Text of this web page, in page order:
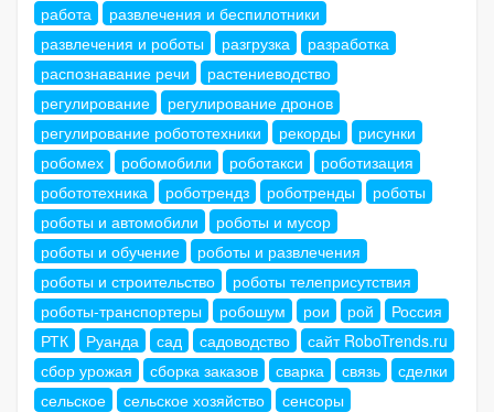
работа
развлечения и беспилотники
развлечения и роботы
разгрузка
разработка
распознавание речи
растениеводство
регулирование
регулирование дронов
регулирование робототехники
рекорды
рисунки
робомех
робомобили роботакси
роботизация
робототехника
роботрендз роботренды
роботы
роботы и автомобили
роботы и мусор
роботы и обучение
роботы и развлечения
роботы и строительство
роботы телеприсутствия
роботы-транспортеры
робошум рои рой
Россия
РТК
Руанда сад садоводство
сайт RoboTrends.ru
сбор урожая
сборка заказов сварка связь
сделки
сельское
сельское хозяйство
сенсоры